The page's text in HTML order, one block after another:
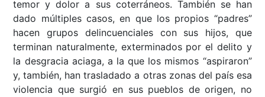
temor y dolor a sus coterráneos. También se han
dado múltiples casos, en que los propios “padres”
hacen grupos delincuenciales con sus hijos, que
terminan naturalmente, exterminados por el delito y
la desgracia aciaga, a la que los mismos “aspiraron”
y, también, han trasladado a otras zonas del país esa
violencia que surgió en sus pueblos de origen, no